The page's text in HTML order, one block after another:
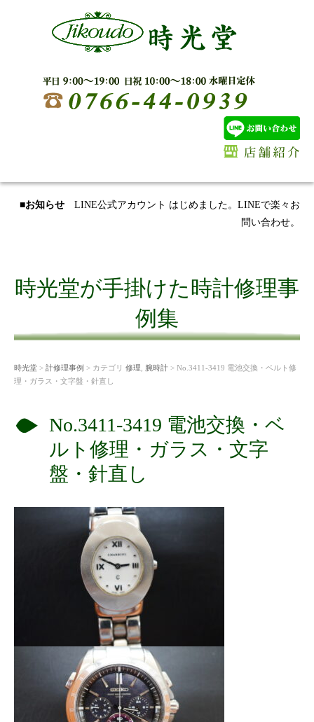
■お知らせ LINE公式アカウント はじめました。LINEで楽々お
問い合わせ。
時光堂が手掛けた時計修理事
例集
時光堂 > 計修理事例 > カテゴリ 修理 腕時計 > No.3411-3419 電池交換・ベルト修
理・ガラス・文字盤・針直し
No.3411-3419 電池交換・ベ
ルト修理・ガラス・文字
盤・針直し